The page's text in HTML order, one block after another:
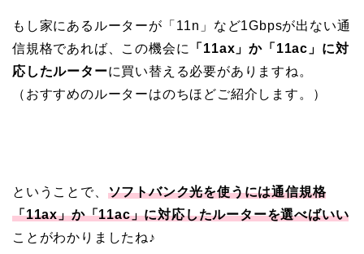
もし家にあるルーターが「11n」など1Gbpsが出ない通
信規格であれば、この機会に 「11ax」か「11ac」に対
応したルーターに買い替える必要がありますね。
（おすすめのルーターはのちほどご紹介します。）
ということで、 ソフトバンク光を使うには通信規格
「11ax」か「11ac」に対応したルーターを選べばいい
ことがわかりましたね♪